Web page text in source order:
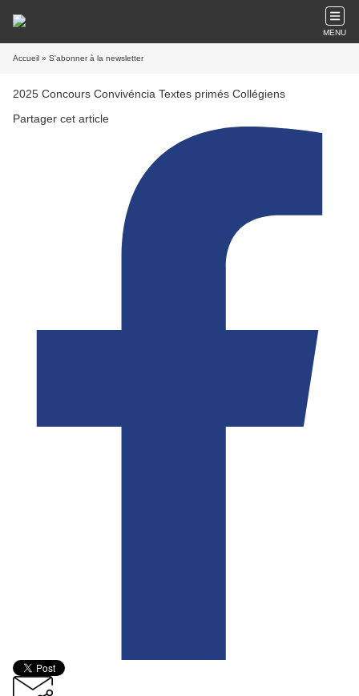
MENU
Accueil » S'abonner à la newsletter
2025 Concours Convivéncia Textes primés Collégiens
Partager cet article